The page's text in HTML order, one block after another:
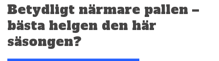
Betydligt närmare pallen –
bästa helgen den här
säsongen?